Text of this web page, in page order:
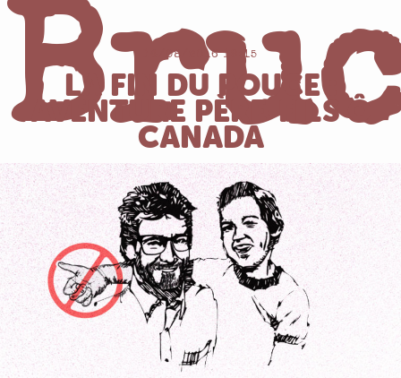
14/08/2016 19:15
LA FIN DU POUCE :
AVENTURE PÈRE-FILS Ô
CANADA